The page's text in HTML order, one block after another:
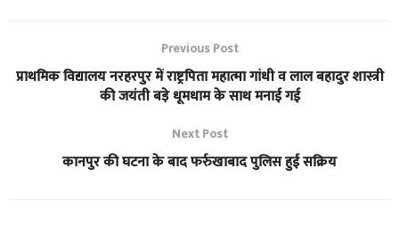
Previous Post
प्राथमिक विद्यालय नरहरपुर में राष्ट्रपिता महात्मा गांधी व लाल बहादुर शास्त्री
की जयंती बड़े धूमधाम के साथ मनाई गई
Next Post
कानपुर की घटना के बाद फर्रुखाबाद पुलिस हुई सक्रिय